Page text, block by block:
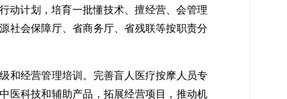
动计划，培育一批懂技术、擅经营、会管理
社会保障厅、省商务厅、省残联等按职责分
和经营管理培训。完善盲人医疗按摩人员专
医科技和辅助产品，拓展经营项目，推动机